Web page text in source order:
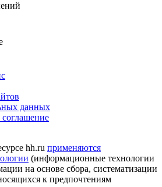
данных
соглашение
hh.ru применяются
(информационные технологии
на основе сбора, систематизации
к предпочтениям